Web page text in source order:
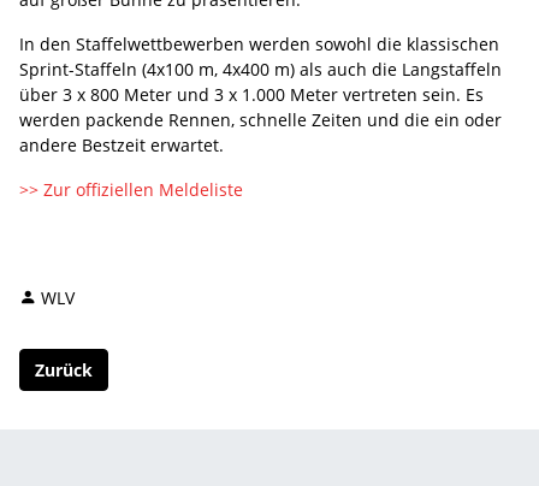
In den Staffelwettbewerben werden sowohl die klassischen
Sprint-Staffeln (4x100 m, 4x400 m) als auch die Langstaffeln
über 3 x 800 Meter und 3 x 1.000 Meter vertreten sein. Es
werden packende Rennen, schnelle Zeiten und die ein oder
andere Bestzeit erwartet.
>> Zur offiziellen Meldeliste
WLV
Zurück